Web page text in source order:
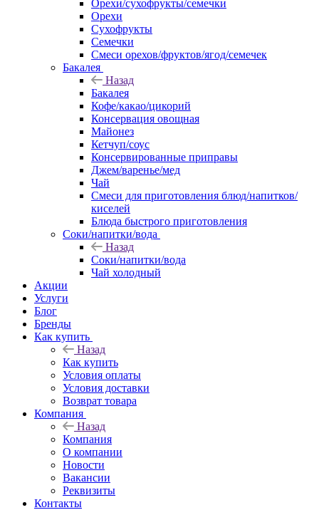
Орехи/сухофрукты/семечки
Орехи
Сухофрукты
Семечки
Смеси орехов/фруктов/ягод/семечек
Бакалея
Назад
Бакалея
Кофе/какао/цикорий
Консервация овощная
Майонез
Кетчуп/соус
Консервированные приправы
Джем/варенье/мед
Чай
Смеси для приготовления блюд/напитков/
киселей
Блюда быстрого приготовления
Соки/напитки/вода
Назад
Соки/напитки/вода
Чай холодный
Акции
Услуги
Блог
Бренды
Как купить
Назад
Как купить
Условия оплаты
Условия доставки
Возврат товара
Компания
Назад
Компания
О компании
Новости
Вакансии
Реквизиты
Контакты